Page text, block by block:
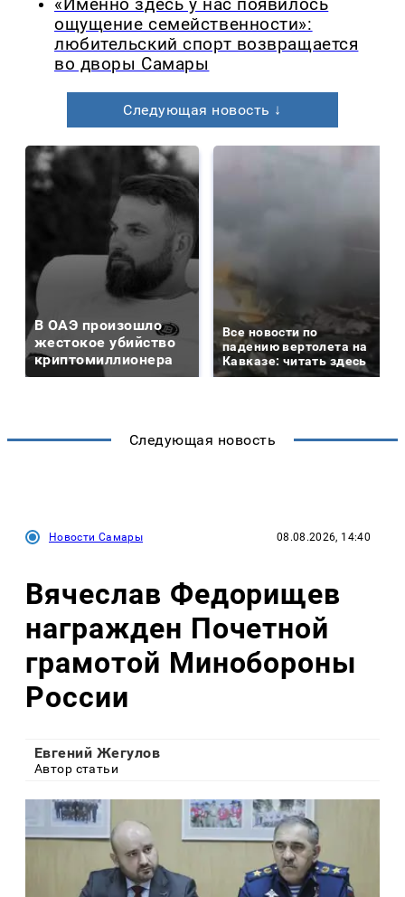
«Именно здесь у нас появилось
ощущение семейственности»:
любительский спорт возвращается
во дворы Самары
Следующая новость ↓
В ОАЭ произошло
жестокое убийство
криптомиллионера
Все новости по
падению вертолета на
Кавказе: читать здесь
Следующая новость
Новости Самары 08.08.2026, 14:40
Вячеслав Федорищев
награжден Почетной
грамотой Минобороны
России
Евгений Жегулов
Автор статьи